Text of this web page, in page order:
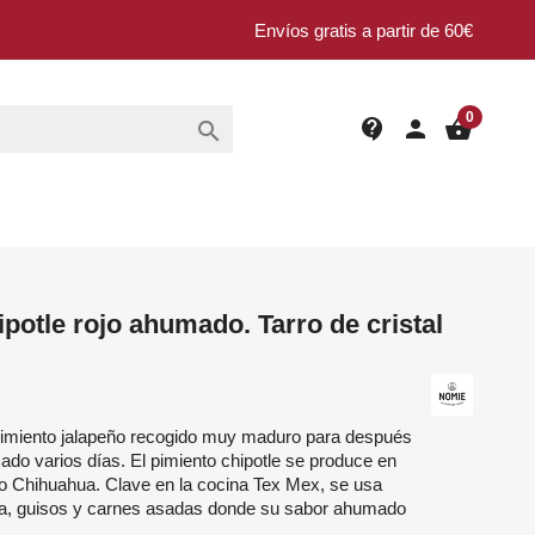
Envíos gratis a partir de 60€
 contact_support person shopping_basket
0
rojo ahumado. Tarro de cristal
jalapeño recogido muy maduro para después
varios días. El pimiento chipotle se produce en
Chihuahua.Clave en la cocina Tex Mex, se usa
guisos y carnes asadas donde su sabor ahumado